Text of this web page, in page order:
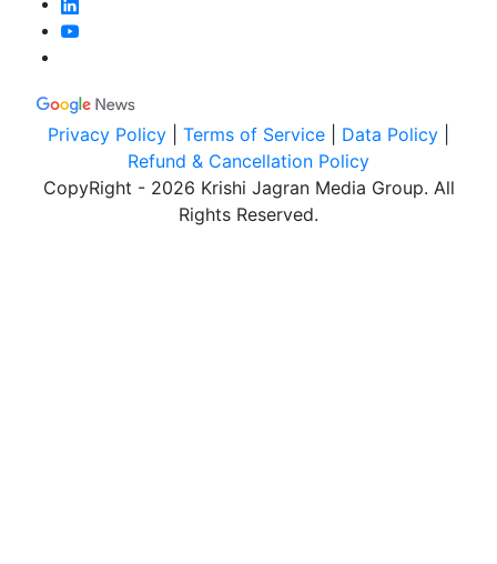
Privacy Policy Terms of Service Data Policy
Refund & Cancellation Policy
CopyRight - 2026 Krishi Jagran Media Group. All
Rights Reserved.